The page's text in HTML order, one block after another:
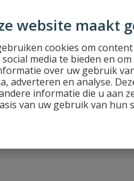
website maakt
cookies om
media te bieden en
over uw gebruik
adverteren en analyse.
informatie die u aan
van uw gebruik van hun